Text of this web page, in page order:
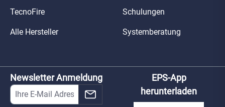
TecnoFire
Alle Hersteller
Schulungen
Systemberatung
Newsletter Anmeldung
EPS-App
herunterladen